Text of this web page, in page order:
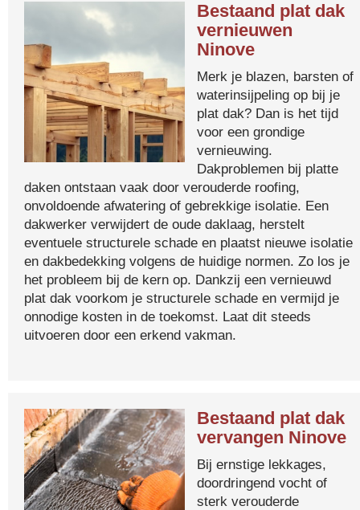
Bestaand plat dak
vernieuwen
Ninove
Merk je blazen, barsten of
waterinsijpeling op bij je
plat dak? Dan is het tijd
voor een grondige
vernieuwing.
Dakproblemen bij platte
daken ontstaan vaak door verouderde roofing,
onvoldoende afwatering of gebrekkige isolatie. Een
dakwerker verwijdert de oude daklaag, herstelt
eventuele structurele schade en plaatst nieuwe isolatie
en dakbedekking volgens de huidige normen. Zo los je
het probleem bij de kern op. Dankzij een vernieuwd
plat dak voorkom je structurele schade en vermijd je
onnodige kosten in de toekomst. Laat dit steeds
uitvoeren door een erkend vakman.
Bestaand plat dak
vervangen Ninove
Bij ernstige lekkages,
doordringend vocht of
sterk verouderde